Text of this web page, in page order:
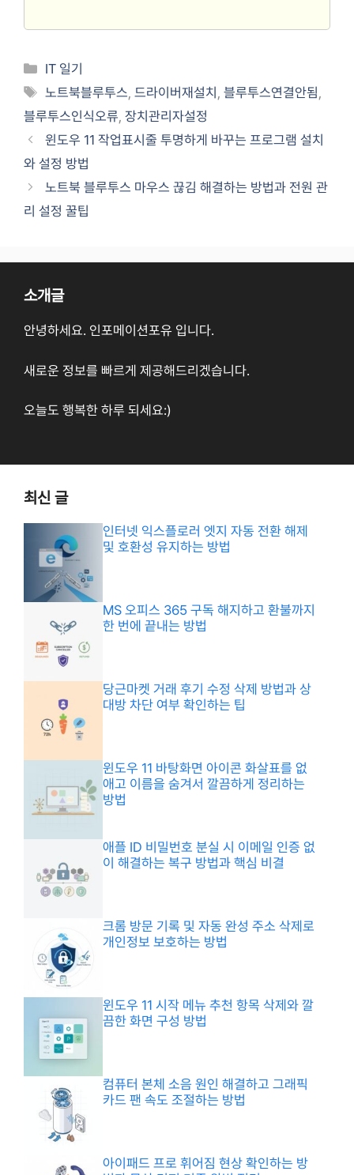
Categories
IT 일기
Tags
노트북블루투스,드라이버재설치 ,블루투스연결안됨,
블루투스인식오류, 장치관리자설정
윈도우 11 작업표시줄 투명하게 바꾸는 프로그램 설치
와 설정 방법
노트북 블루투스 마우스 끊김 해결하는 방법과 전원 관
리 설정 꿀팁
소개글
안녕하세요. 인포메이션포유 입니다.
새로운 정보를 빠르게 제공해드리겠습니다.
오늘도 행복한 하루 되세요:)
최신 글
인터넷 익스플로러 엣지 자동 전환 해제
및 호환성 유지하는 방법
MS 오피스 365 구독 해지하고 환불까지
한 번에 끝내는 방법
당근마켓 거래 후기 수정 삭제 방법과 상
대방 차단 여부 확인하는 팁
윈도우 11 바탕화면 아이콘 화살표를 없
애고 이름을 숨겨서 깔끔하게 정리하는
방법
애플 ID 비밀번호 분실 시 이메일 인증 없
이 해결하는 복구 방법과 핵심 비결
크롬 방문 기록 및 자동 완성 주소 삭제로
개인정보 보호하는 방법
윈도우 11 시작 메뉴 추천 항목 삭제와 깔
끔한 화면 구성 방법
컴퓨터 본체 소음 원인 해결하고 그래픽
카드 팬 속도 조절하는 방법
아이패드 프로 휘어짐 현상 확인하는 방